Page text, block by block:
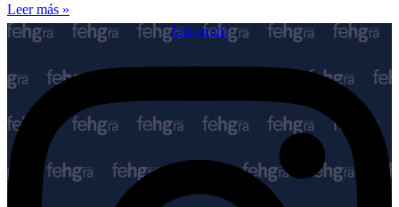
Leer más »
Instagram